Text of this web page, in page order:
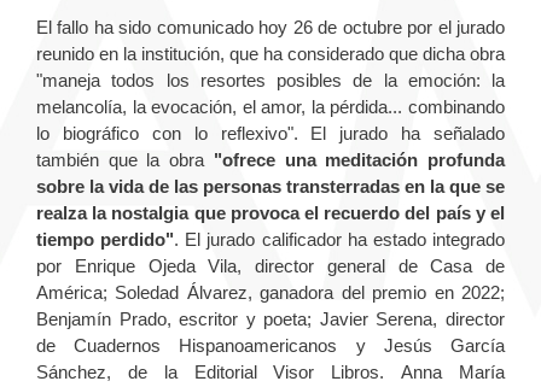
El fallo ha sido comunicado hoy 26 de octubre por el jurado
reunido en la institución, que ha considerado que dicha obra
"maneja todos los resortes posibles de la emoción: la
melancolía, la evocación, el amor, la pérdida... combinando
lo biográfico con lo reflexivo". El jurado ha señalado
también que la obra "ofrece una meditación profunda
sobre la vida de las personas transterradas en la que se
realza la nostalgia que provoca el recuerdo del país y el
tiempo perdido". El jurado calificador ha estado integrado
por Enrique Ojeda Vila, director general de Casa de
América; Soledad Álvarez, ganadora del premio en 2022;
Benjamín Prado, escritor y poeta; Javier Serena, director
de Cuadernos Hispanoamericanos y Jesús García
Sánchez, de la Editorial Visor Libros. Anna María